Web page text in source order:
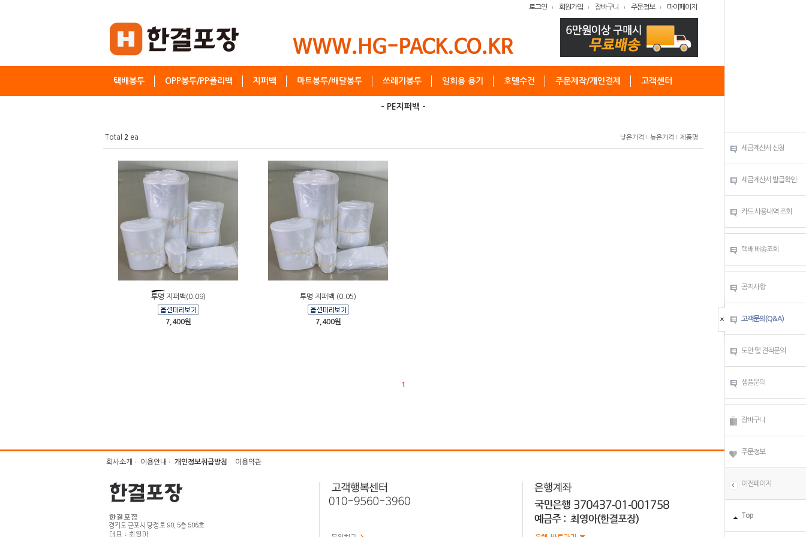
로그인 회원가입 장바구니 주문정보 마이페이지
택배봉투 OPP봉투/PP폴리백 지퍼백 마트봉투/배달봉투 쓰레기봉투 일회용 용기 호텔수건 주문제작/개인결제 고객센터
- PE지퍼백 -
Total 2 ea 낮은가격 높은가격 제품명
투명 지퍼백(0.09)
7,400원
투명 지퍼백 (0.05)
7,400원
1
회사소개 이용안내 개인정보취급방침 이용약관
세금계산서 신청
세금계산서 발급확인
카드 사용내역 조회
택배 배송조회
공지사항
고객문의(Q&A)
도안 및 견적문의
샘플문의
장바구니
주문정보
이전페이지
Top